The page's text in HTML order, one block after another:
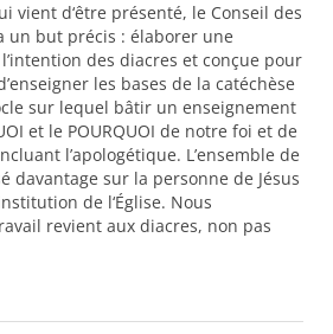
vient d‘être présenté, le Conseil des
un but précis : élaborer une
des diacres et conçue pour
les bases de la catéchèse
sur lequel bâtir un enseignement
et le POURQUOI de notre foi et de
l’apologétique. L’ensemble de
davantage sur la personne de Jésus
de l‘Église. Nous
revient aux diacres, non pas